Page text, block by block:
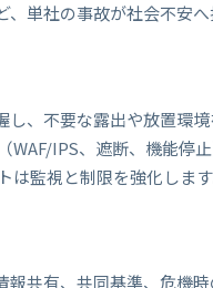
単社の事故が社会不安へ
、不要な露出や放置環
IPS、遮断、機能停
監視と制限を強化します
共有、共同基準、危機